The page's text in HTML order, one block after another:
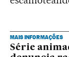
MAIS INFORMAÇÕES
Série